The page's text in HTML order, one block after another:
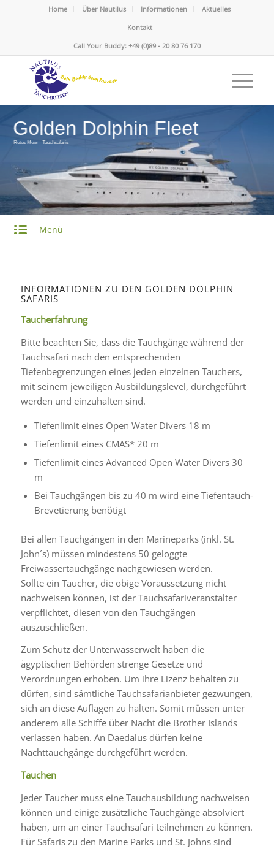
Home Über Nautilus Informationen
Aktuelles
Kontakt
Call Your Buddy: +49 (0)89 - 20 80 76 170
Menü
INFORMATIONEN ZU DEN GOLDEN DOLPHIN
SAFARIS
Taucherfahrung
Bitte beachten Sie, dass die Tauchgänge während der
Tauchsafari nach den entsprechenden
Tiefenbegrenzungen eines jeden einzelnen Tauchers,
mit seinem jeweiligen Ausbildungslevel, durchgeführt
werden und einzuhalten sind.
Tiefenlimit eines Open Water Divers 18 m
Tiefenlimit eines CMAS* 20 m
Tiefenlimit eines Advanced Open Water Divers 30
m
Bei Tauchgängen bis zu 40 m wird eine Tiefentauch-
Brevetierung benötigt
Bei allen Tauchgängen in den Marineparks (inkl. St.
John´s) müssen mindestens 50 geloggte
Freiwassertauchgänge nachgewiesen werden.
Sollte ein Taucher, die obige Voraussetzung nicht
nachweisen können, ist der Tauchsafariveranstalter
verpflichtet, diesen von den Tauchgängen
auszuschließen.
Zum Schutz der Unterwasserwelt haben die
ägyptischen Behörden strenge Gesetze und
Verordnungen erhoben. Um ihre Lizenz behalten zu
dürfen, sind sämtliche Tauchsafarianbieter gezwungen,
sich an diese Auflagen zu halten. Somit müssen unter
anderem alle Schiffe über Nacht die Brother Islands
verlassen haben. An Daedalus dürfen keine
Nachttauchgänge durchgeführt werden.
Tauchen
Jeder Taucher muss eine Tauchausbildung nachweisen
können und einige zusätzliche Tauchgänge absolviert
haben, um an einer Tauchsafari teilnehmen zu können.
Für Safaris zu den Marine Parks und St. Johns sind